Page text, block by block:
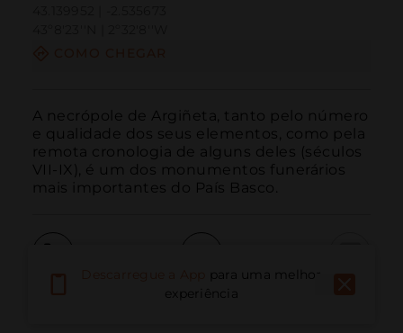
A necrópole de Argiñeta, tanto pelo número
e qualidade dos seus elementos, como pela
remota cronologia de alguns deles (séculos
VII-IX), é um dos monumentos funerários
mais importantes do País Basco.
E-mail
para uma melhor
experiência